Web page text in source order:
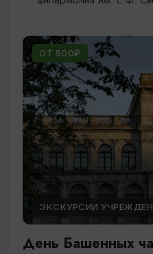
ОТ 500₽
ЭКСКУРСИИ
День Башенных